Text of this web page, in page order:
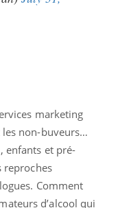
marketing
non-buveurs…
enfants et pré-
reproches
Comment
d’alcool qui